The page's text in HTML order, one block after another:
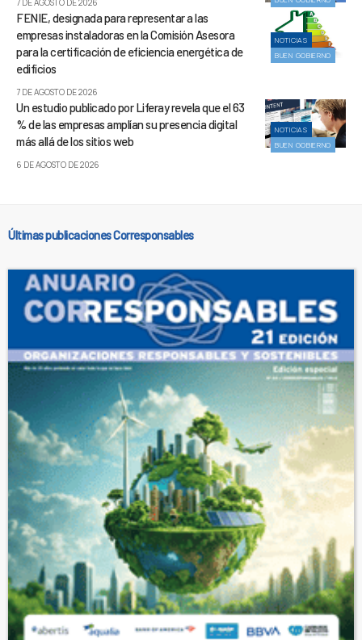
7 DE AGOSTO DE 2026
NOTICIAS
BUEN GOBIERNO
FENIE, designada para representar a las
empresas instaladoras en la Comisión Asesora
para la certificación de eficiencia energética de
edificios
7 DE AGOSTO DE 2026
NOTICIAS
BUEN GOBIERNO
Un estudio publicado por Liferay revela que el 63
% de las empresas amplían su presencia digital
más allá de los sitios web
6 DE AGOSTO DE 2026
Últimas publicaciones Corresponsables